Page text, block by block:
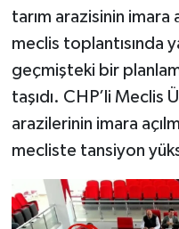
tarım arazisinin imara
meclis toplantısında
geçmişteki bir
taşıdı. CHP’li Meclis
arazilerinin imara
mecliste tansiyon